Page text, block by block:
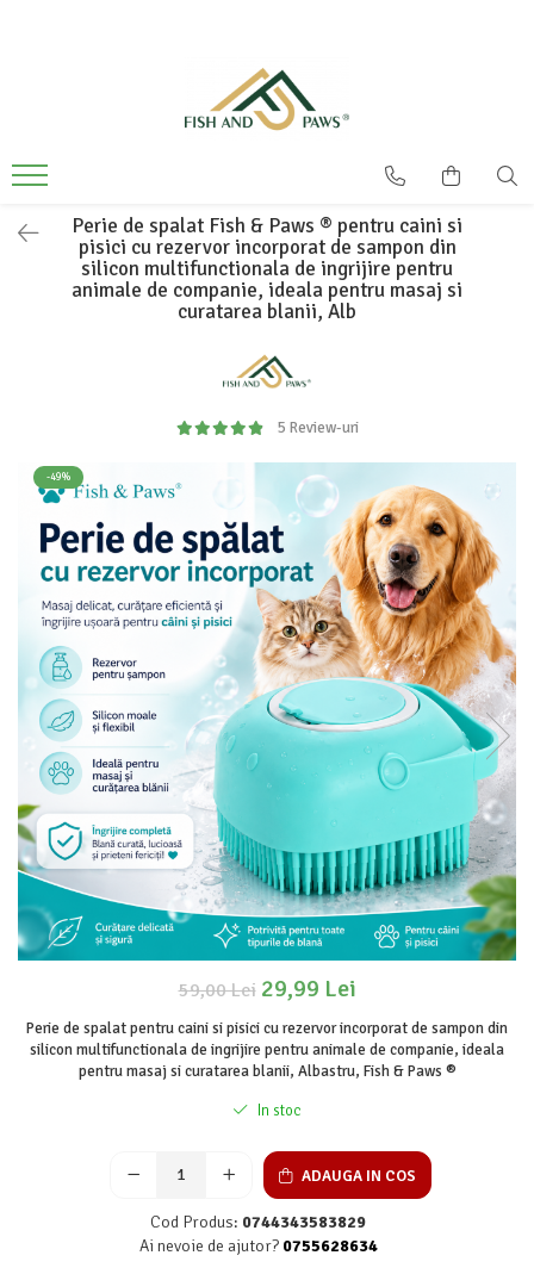
Perie de spalat Fish & Paws ® pentru caini si
pisici cu rezervor incorporat de sampon din
silicon multifunctionala de ingrijire pentru
animale de companie, ideala pentru masaj si
curatarea blanii, Alb
5 Review-uri
-49%
59,00 Lei 29,99 Lei
Perie de spalat pentru caini si pisici cu rezervor incorporat de sampon din
silicon multifunctionala de ingrijire pentru animale de companie, ideala
pentru masaj si curatarea blanii, Albastru, Fish & Paws ®
In stoc
ADAUGA IN COS
Cod Produs: 0744343583829
Ai nevoie de ajutor? 0755628634